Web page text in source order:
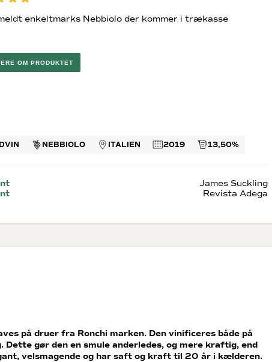
di
Duero
USA
Spanien
Sydafrika
(Israelsk
Portugal
enkeltmarks Nebbiolo der kommer i trækasse
OM PRODUKTET
NEBBIOLO ITALIEN 2019 13,50%
James Suckling
Revista Adega
på druer fra Ronchi marken. Den vinificeres både på
gør den en smule anderledes, og mere kraftig, end
velsmagende og har saft og kraft til 20 år i kælderen.